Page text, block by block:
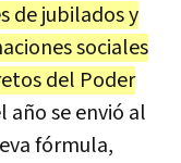
de jubilados y
sociales
del Poder
año se envió al
fórmula,